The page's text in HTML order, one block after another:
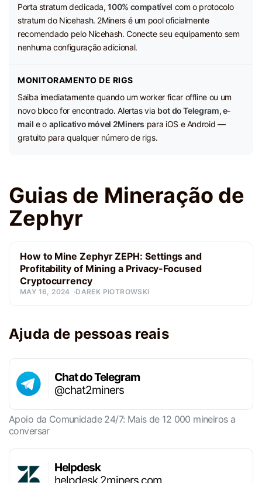
Porta stratum dedicada,100% compatível com o protocolo
stratum do Nicehash. 2Miners é um pool oficialmente
recomendado pelo Nicehash. Conecte seu equipamento sem
nenhuma configuração adicional.
MONITORAMENTO DE RIGS
Saiba imediatamente quando um worker ficar offline ou um
novo bloco for encontrado. Alertas via bot do Telegram, e-
mail e o aplicativo móvel 2Miners para iOS e Android —
gratuito para qualquer número de rigs.
Guias de Mineração de
Zephyr
How to Mine Zephyr ZEPH: Settings and
Profitability of Mining a Privacy-Focused
Cryptocurrency
MAY 16, 2024 DAREK PIOTROWSKI
Ajuda de pessoas reais
Chat do Telegram
@chat2miners
Apoio da Comunidade 24/7: Mais de 12 000 mineiros a
conversar
Helpdesk
helpdesk.2miners.com